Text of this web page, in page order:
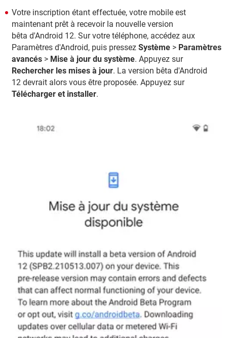
Votre inscription étant effectuée, votre mobile est
maintenant prêt à recevoir la nouvelle version
bêta d'Android 12. Sur votre téléphone, accédez aux
Paramètres d'Android, puis pressez Système > Paramètres
avancés > Mise à jour du système. Appuyez sur
Rechercher les mises à jour. La version bêta d'Android
12 devrait alors vous être proposée. Appuyez sur
Télécharger et installer.